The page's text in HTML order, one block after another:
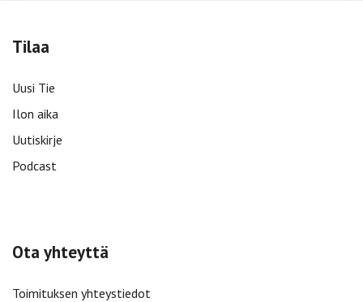
Tilaa
Uusi Tie
Ilon aika
Uutiskirje
Podcast
Ota yhteyttä
Toimituksen yhteystiedot